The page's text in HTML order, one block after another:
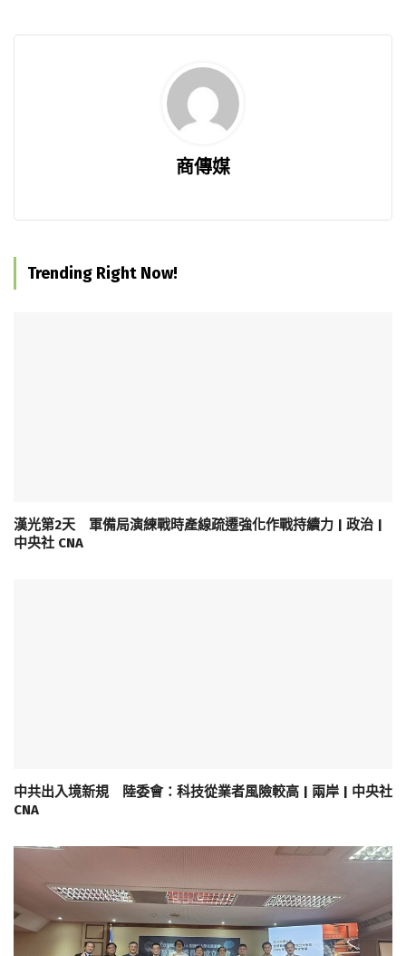
商傳媒
Trending Right Now!
漢光第2天 軍備局演練戰時產線疏遷強化作戰持續力 | 政治 |
中央社 CNA
中共出入境新規 陸委會：科技從業者風險較高 | 兩岸 | 中央社
CNA